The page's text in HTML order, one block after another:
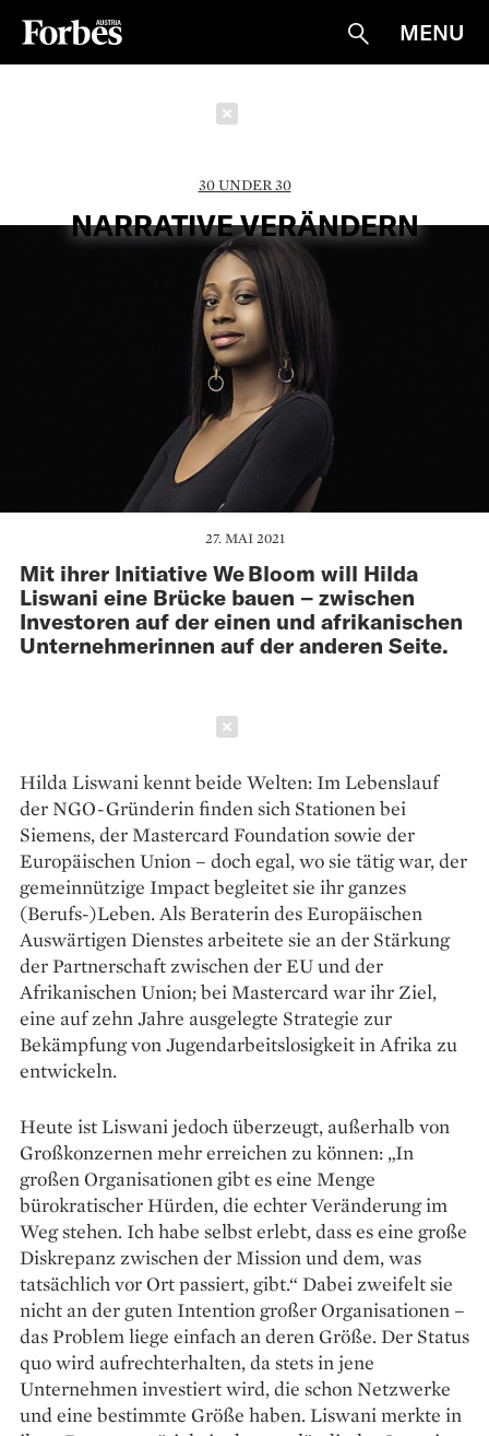
Suche
MENU
30 UNDER 30
NARRATIVE VERÄNDERN
27. MAI 2021
Mit ihrer Initiative We Bloom will Hilda
Liswani eine Brücke bauen – zwischen
Investoren auf der einen und afrikanischen
Unternehmerinnen auf der anderen Seite.
Hilda Liswani kennt beide ­Welten: Im Lebenslauf
der NGO-Gründerin finden sich Stationen bei
Siemens, der Mastercard ­Foundation ­sowie der
Europäischen Union – doch egal, wo sie tätig war, der
gemeinnützige Impact begleitet sie ihr ganzes
(Berufs-)Leben. Als Be­raterin des Europäischen
Auswärtigen Dienstes arbeitete sie an der Stärkung
der Partnerschaft zwischen der EU und der
Afrikanischen Union; bei ­Mastercard war ihr Ziel,
eine auf zehn Jahre ausgelegte Strategie zur
Bekämpfung von Jugendarbeitslosigkeit in Afrika zu
entwickeln.
Heute ist Liswani jedoch überzeugt, außerhalb von
Großkonzernen mehr erreichen zu können: „In
großen Organisationen gibt es eine Menge
bürokratischer Hürden, die echter Veränderung im
Weg stehen. Ich habe selbst erlebt, dass es eine große
Diskrepanz zwischen der Mission und dem, was
tatsächlich vor Ort passiert, gibt.“ Dabei zweifelt sie
nicht an der guten Intention großer Organisationen –
das Problem liege einfach an deren Größe. Der Status
quo wird aufrechterhalten, da stets in jene
Unternehmen investiert wird, die schon Netzwerke
und eine bestimmte Größe haben. Liswani merkte in